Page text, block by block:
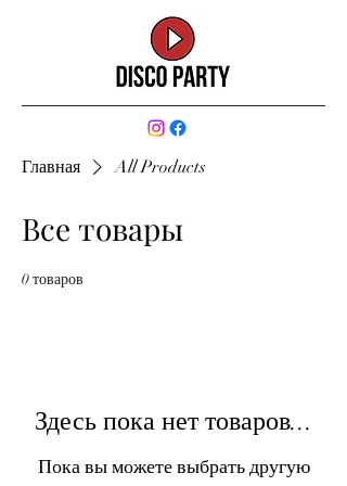
Главная All Products
Все товары
0 товаров
Здесь пока нет товаров...
Пока вы можете выбрать другую